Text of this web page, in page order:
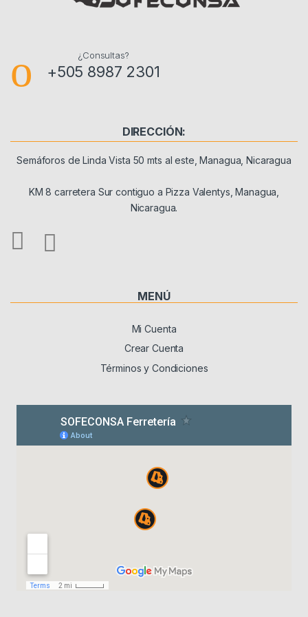
¿Consultas?
+505 8987 2301
DIRECCIÓN:
Semáforos de Linda Vista 50 mts al este, Managua, Nicaragua
KM 8 carretera Sur contiguo a Pizza Valentys, Managua,
Nicaragua.
MENÚ
Mi Cuenta
Crear Cuenta
Términos y Condiciones